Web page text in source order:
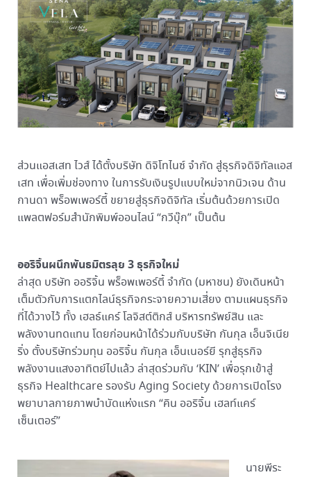
ส่วนแอสเสท ไวส์ ได้ตั้งบริษัท ดิจิโทไนซ์ จำกัด สู่ธุรกิจดิจิทัลแอส
เสท เพื่อเพิ่มช่องทาง ในการรับเงินรูปแบบใหม่จากนิวเจน ด้าน
กานดา พร็อพเพอร์ตี้ ขยายสู่ธุรกิจดิจิทัล เริ่มต้นด้วยการเปิด
แพลตฟอร์มสำนักพิมพ์ออนไลน์ “กวีบุ๊ก” เป็นต้น
ออริจิ้นผนึกพันธมิตรลุย 3 ธุรกิจใหม่
ล่าสุด บริษัท ออริจิ้น พร็อพเพอร์ตี้ จำกัด (มหาชน) ยังเดินหน้า
เต็มตัวกับการแตกไลน์ธุรกิจกระจายความเสี่ยง ตามแผนธุรกิจ
ที่ได้วางไว้ ทั้ง เฮลธ์แคร์ โลจิสต์ติกส์ บริหารทรัพย์สิน และ
พลังงานทดแทน โดยก่อนหน้าได้ร่วมกับบริษัท กันกุล เอ็นจิเนีย
ริ่ง ตั้งบริษัทร่วมทุน ออริจิ้น กันกุล เอ็นเนอร์ยี รุกสู่ธุรกิจ
พลังงานแสงอาทิตย์ไปแล้ว ล่าสุดร่วมกับ ‘KIN’ เพื่อรุกเข้าสู่
ธุรกิจ Healthcare รองรับ Aging Society ด้วยการเปิดโรง
พยาบาลกายภาพบำบัดแห่งแรก “คิน ออริจิ้น เฮลท์แคร์
เซ็นเตอร์”
นายพีระ